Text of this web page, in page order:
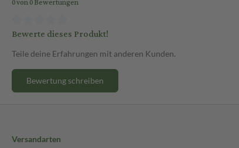
Bewerte dieses Produkt!
Teile deine Erfahrungen mit anderen Kunden.
Bewertung schreiben
Versandarten